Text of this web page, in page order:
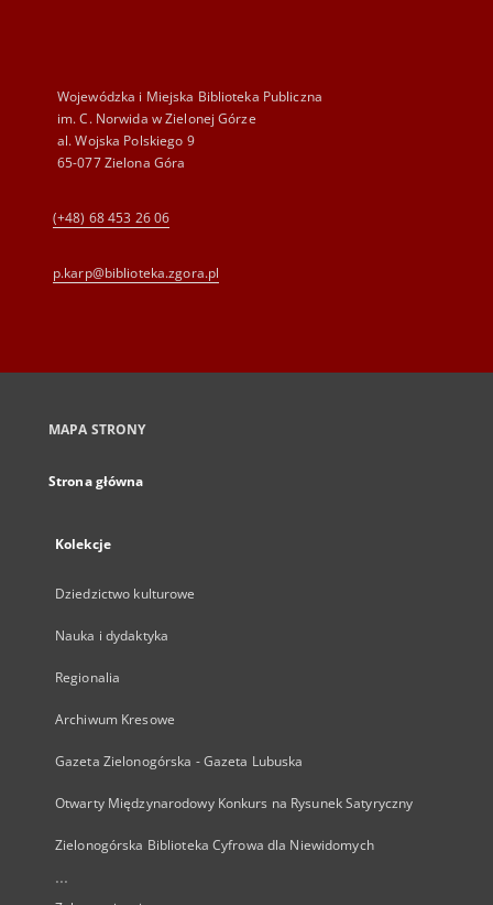
Wojewódzka i Miejska Biblioteka Publiczna
im. C. Norwida w Zielonej Górze
al. Wojska Polskiego 9
65-077 Zielona Góra
(+48) 68 453 26 06
p.karp@biblioteka.zgora.pl
MAPA STRONY
Strona główna
Kolekcje
Dziedzictwo kulturowe
Nauka i dydaktyka
Regionalia
Archiwum Kresowe
Gazeta Zielonogórska - Gazeta Lubuska
Otwarty Międzynarodowy Konkurs na Rysunek Satyryczny
Zielonogórska Biblioteka Cyfrowa dla Niewidomych
...